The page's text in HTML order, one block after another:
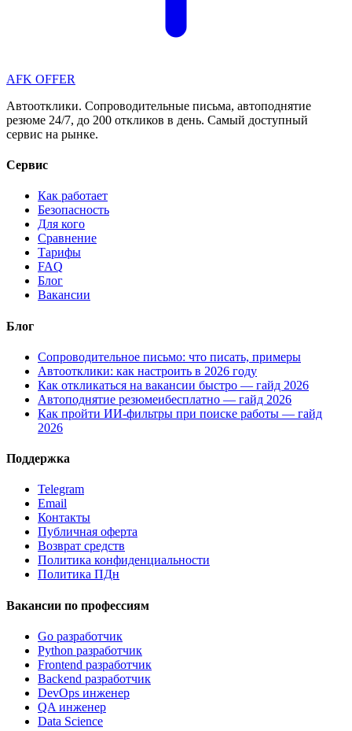
AFK OFFER
Автоотклики. Сопроводительные письма, автоподнятие
резюме 24/7, до 200 откликов в день. Самый доступный
сервис на рынке.
Сервис
Как работает
Безопасность
Для кого
Сравнение
Тарифы
FAQ
Блог
Вакансии
Блог
Сопроводительное письмо: что писать, примеры
Автоотклики: как настроить в 2026 году
Как откликаться на вакансии быстро — гайд 2026
Автоподнятие резюмеибесплатно — гайд 2026
Как пройти ИИ-фильтры при поиске работы — гайд
2026
Поддержка
Telegram
Email
Контакты
Публичная оферта
Возврат средств
Политика конфиденциальности
Политика ПДн
Вакансии по профессиям
Go разработчик
Python разработчик
Frontend разработчик
Backend разработчик
DevOps инженер
QA инженер
Data Science